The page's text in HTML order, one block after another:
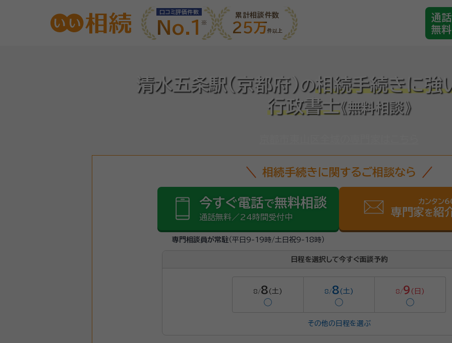
口コミ評価件数
No.1
累計相談件数
25万件以上
通話
無料
清水五条駅(京都府) の相続手続きに強
行政書士《無料相談》
相続手続きに関するご相談なら
今すぐ電話で無料相談
通話無料／24時間受付中
専門相談員が常駐（平日9-19時/土日祝9-18時）
カンタン
専門家を紹
日程を選択して今すぐ面談予約
8/8 (土)
◯
8/8(土)
◯
8/9 (日)
◯
その他の日程を選ぶ